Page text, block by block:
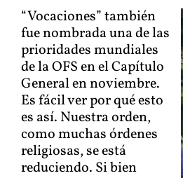
“Vocaciones” también
fue nombrada una de las
prioridades mundiales
de la OFS en el Capítulo
General en noviembre.
Es fácil ver por qué esto
es así. Nuestra orden,
como muchas órdenes
religiosas, se está
reduciendo. Si bien